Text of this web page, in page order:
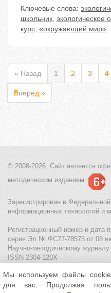
Ключевые слова:
школьник, экологическое
курс, «окружающий мир»
« Назад 1 2 3 4
Вперед »
© 2008-2026, Сайт является
методическим изданием.
Зарегистрирован в
информационных технологий и
Регистрационный номер и дата
серия Эл № ФС77-78575 от 08
Научно-методическому
ISSN 2304-120X
МЦИТО|Школьные олимпиады
Политика использования
Мы используем файлы
для вас. Продолжая